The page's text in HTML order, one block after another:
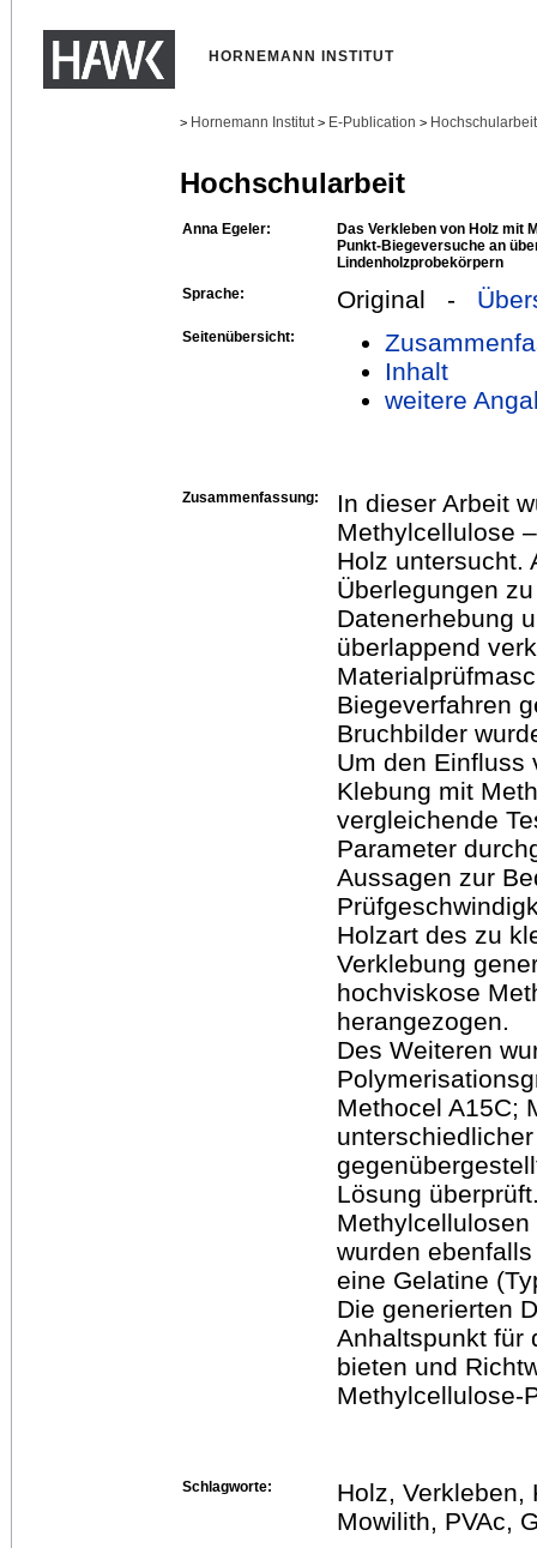
HORNEMANN INSTITUT
> Hornemann Institut > E-Publication >
Hochschularbeit
Anna Egeler:
Das Verkleben von Holz mit
Punkt-Biegeversuche an
Lindenholzprobekörpern
Sprache:
Original -
Seitenübersicht:
Inhalt
weitere
Zusammenfassung:
In dieser Arbeit
Methylcellulose
Holz untersucht.
Überlegungen
Datenerhebung
überlappend
Biegeverfahren
Bruchbilder
Um den Einfluss
Klebung mit
vergleichende
Parameter
Aussagen zur
Holzart des zu
Verklebung
hochviskose
herangezogen.
Des Weiteren
Methocel A15C;
Lösung
wurden
eine Gelatine
Die generierten
Anhaltspunkt für
bieten und
Methylcellulose-
Schlagworte:
Holz, Verkleben,
Mowilith, PVAc,